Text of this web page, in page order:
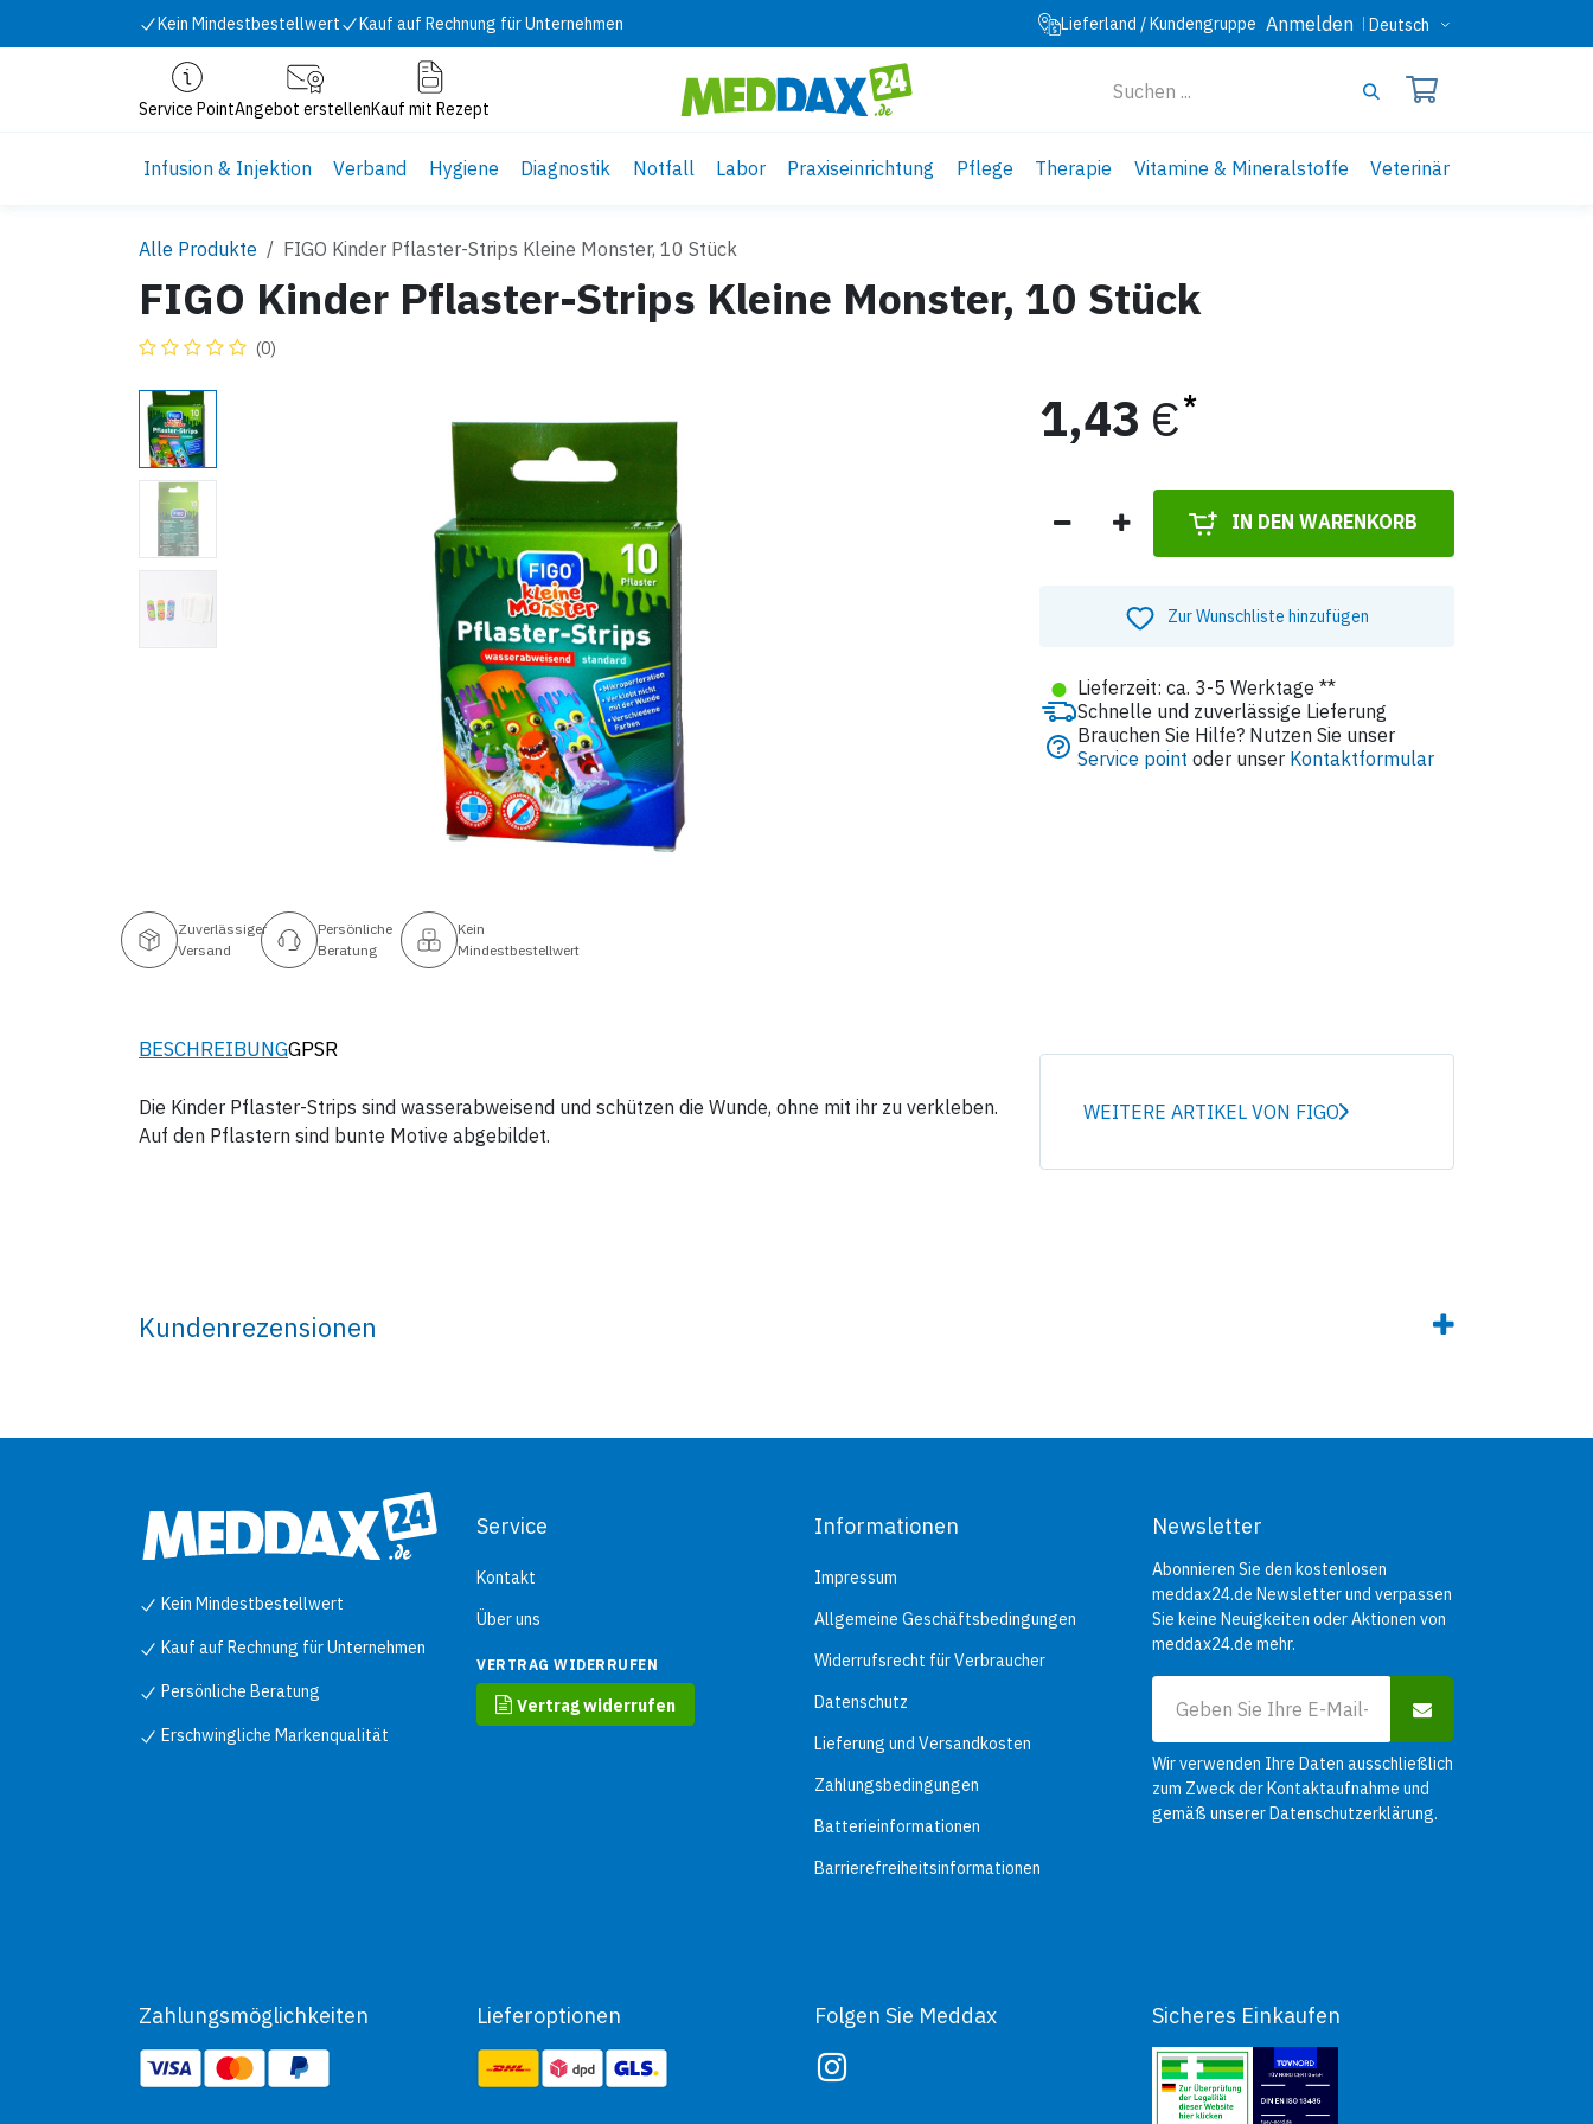
Kein Mindestbestellwert Kauf auf Rechnung für Unternehmen Lieferland / Kundengruppe Anmelden Deutsch
Service PointAngebot erstellenKauf mit Rezept
Infusion & Injektion Verband Hygiene Diagnostik Notfall Labor Praxiseinrichtung Pflege Therapie Vitamine & Mineralstoffe Veterinär
Alle Produkte FIGO Kinder Pflaster-Strips Kleine Monster, 10 Stück
FIGO Kinder Pflaster-Strips Kleine Monster, 10 Stück
(0)
1,43 €
IN DEN WARENKORB
Zur Wunschliste hinzufügen
● Lieferzeit: ca. 3-5 Werktage **
Schnelle und zuverlässige Lieferung
Brauchen Sie Hilfe? Nutzen Sie unser
Service point oder unser Kontaktformular
Zuverlässiger
Versand
Persönliche
Beratung
Kein
Mindestbestellwert
BESCHREIBUNGGPSR
Die Kinder Pflaster-Strips sind wasserabweisend und schützen die Wunde, ohne mit ihr zu verkleben.
Auf den Pflastern sind bunte Motive abgebildet.
WEITERE ARTIKEL VON FIGO
Kundenrezensionen
Kein Mindestbestellwert
Kauf auf Rechnung für Unternehmen
Persönliche Beratung
Erschwingliche Markenqualität
Service
Kontakt
Über uns
VERTRAG WIDERRUFEN
Vertrag widerrufen
Informationen
Impressum
Allgemeine Geschäftsbedingungen
Widerrufsrecht für Verbraucher
Datenschutz
Lieferung und Versandkosten
Zahlungsbedingungen
Batterieinformationen
Barrierefreiheitsinformationen
Newsletter
Abonnieren Sie den kostenlosen
meddax24.de Newsletter und verpassen
Sie keine Neuigkeiten oder Aktionen von
meddax24.de mehr.
Wir verwenden Ihre Daten ausschließlich
zum Zweck der Kontaktaufnahme und
gemäß unsererDatenschutzerklärung.
Zahlungsmöglichkeiten Lieferoptionen Folgen Sie Meddax Sicheres Einkaufen